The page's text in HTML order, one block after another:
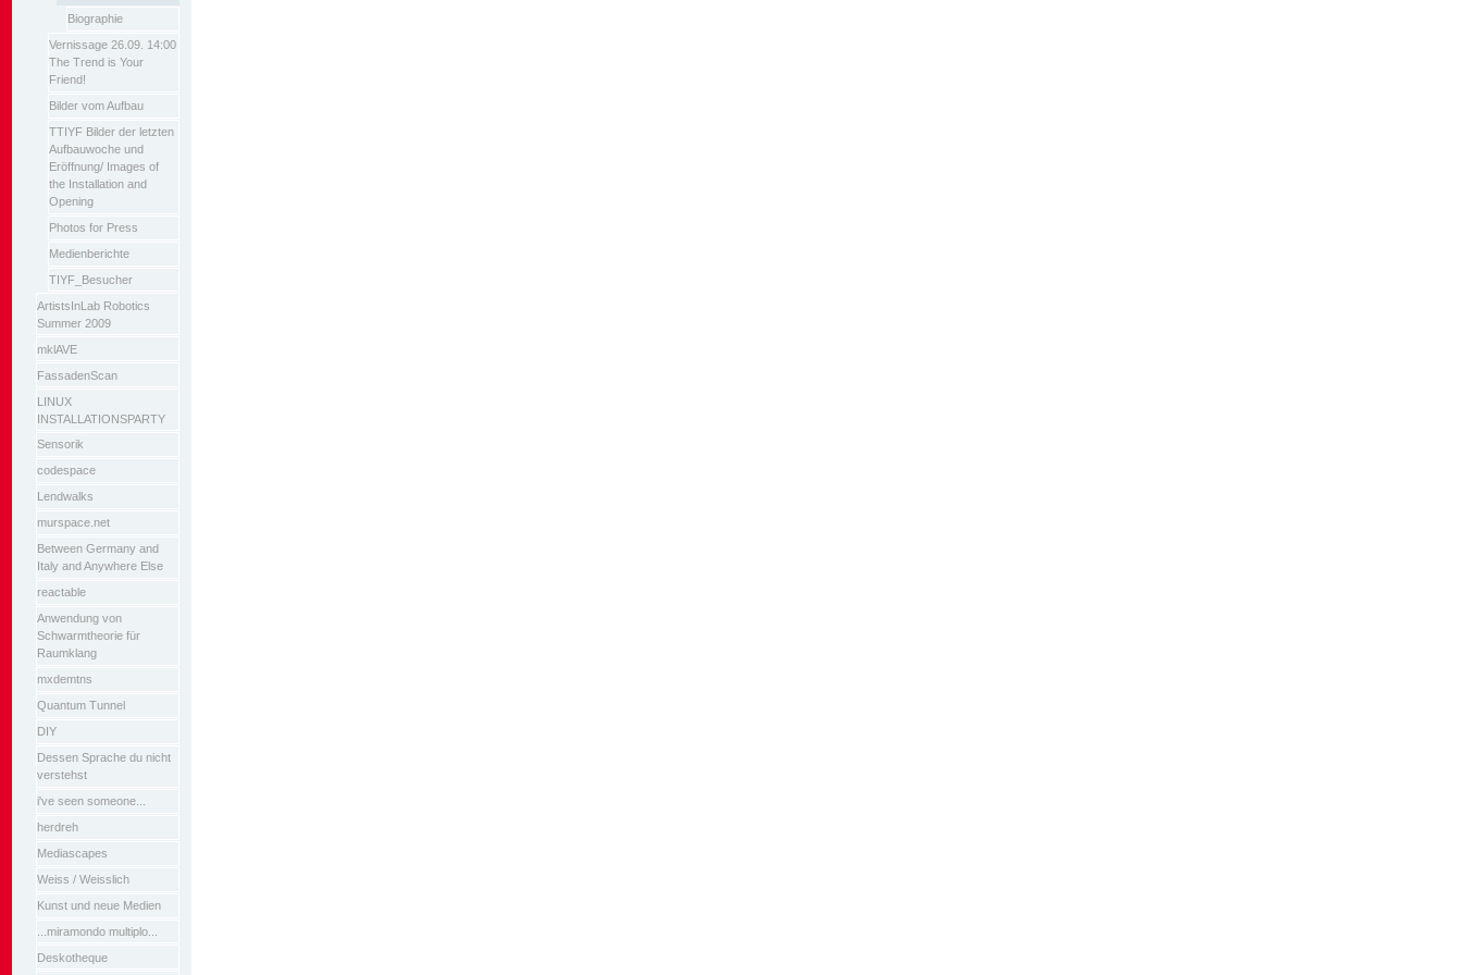
Biographie
Vernissage 26.09. 14:00
The Trend is Your
Friend!
Bilder vom Aufbau
TTIYF Bilder der letzten
Aufbauwoche und
Eröffnung/ Images of
the Installation and
Opening
Photos for Press
Medienberichte
TIYF_Besucher
ArtistsInLab Robotics
Summer 2009
mklAVE
FassadenScan
LINUX
INSTALLATIONSPARTY
Sensorik
codespace
Lendwalks
murspace.net
Between Germany and
Italy and Anywhere Else
reactable
Anwendung von
Schwarmtheorie für
Raumklang
mxdemtns
Quantum Tunnel
DIY
Dessen Sprache du nicht
verstehst
i've seen someone...
herdreh
Mediascapes
Weiss / Weisslich
Kunst und neue Medien
...miramondo multiplo...
Deskotheque